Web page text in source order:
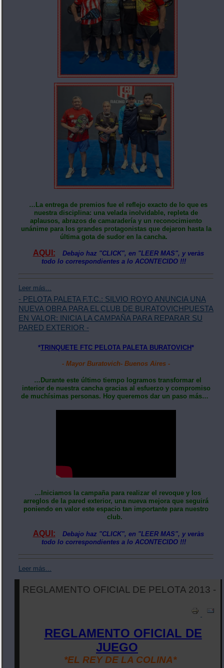
…La entrega de premios fue el reflejo exacto de lo que es
nuestra disciplina: una velada inolvidable, repleta de
aplausos, abrazos de camaradería y un reconocimiento
unánime para los grandes protagonistas que dejaron hasta la
última gota de sudor en la cancha.
AQUI:
Debajo haz "CLICK", en "LEER MAS", y veràs
todo lo correspondientes a lo ACONTECIDO !!!
Leer más...
- PELOTA PALETA F.T.C.: SILVIO ROYO ANUNCIA UNA
NUEVA OBRA PARA EL CLUB DE BURATOVICHPUESTA
EN VALOR: INICIA LA CAMPAÑA PARA REPARAR SU
PARED EXTERIOR -
*TRINQUETE FTC PELOTA PALETA BURATOVICH*
- Mayor Buratovich- Buenos Aires -
…Durante este último tiempo logramos transformar el
interior de nuestra cancha gracias al esfuerzo y compromiso
de muchísimas personas. Hoy queremos dar un paso más…
…Iniciamos la campaña para realizar el revoque y los
arreglos de la pared exterior, una nueva mejora que seguirá
poniendo en valor este espacio tan importante para nuestro
club.
AQUI:
Debajo haz "CLICK", en "LEER MAS", y veràs
todo lo correspondientes a lo ACONTECIDO !!!
Leer más...
REGLAMENTO OFICIAL DE PELOTA 2013 -
REGLAMENTO OFICIAL DE
JUEGO
*EL REY DE LA COLINA*